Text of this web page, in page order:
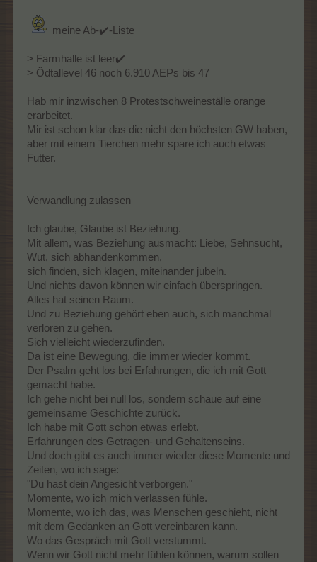
meine Ab-✔️-Liste
> Farmhalle ist leer✔️
> Ödtallevel 46 noch 6.910 AEPs bis 47
Hab mir inzwischen 8 Protestschweineställe orange
erarbeitet.
Mir ist schon klar das die nicht den höchsten GW haben,
aber mit einem Tierchen mehr spare ich auch etwas
Futter.
Verwandlung zulassen
Ich glaube, Glaube ist Beziehung.
Mit allem, was Beziehung ausmacht: Liebe, Sehnsucht,
Wut, sich abhandenkommen,
sich finden, sich klagen, miteinander jubeln.
Und nichts davon können wir einfach überspringen.
Alles hat seinen Raum.
Und zu Beziehung gehört eben auch, sich manchmal
verloren zu gehen.
Sich vielleicht wiederzufinden.
Da ist eine Bewegung, die immer wieder kommt.
Der Psalm geht los bei Erfahrungen, die ich mit Gott
gemacht habe.
Ich gehe nicht bei null los, sondern schaue auf eine
gemeinsame Geschichte zurück.
Ich habe mit Gott schon etwas erlebt.
Erfahrungen des Getragen- und Gehaltenseins.
Und doch gibt es auch immer wieder diese Momente und
Zeiten, wo ich sage:
"Du hast dein Angesicht verborgen."
Momente, wo ich mich verlassen fühle.
Momente, wo ich das, was Menschen geschieht, nicht
mit dem Gedanken an Gott vereinbaren kann.
Wo das Gespräch mit Gott verstummt.
Wenn wir Gott nicht mehr fühlen können, warum sollen